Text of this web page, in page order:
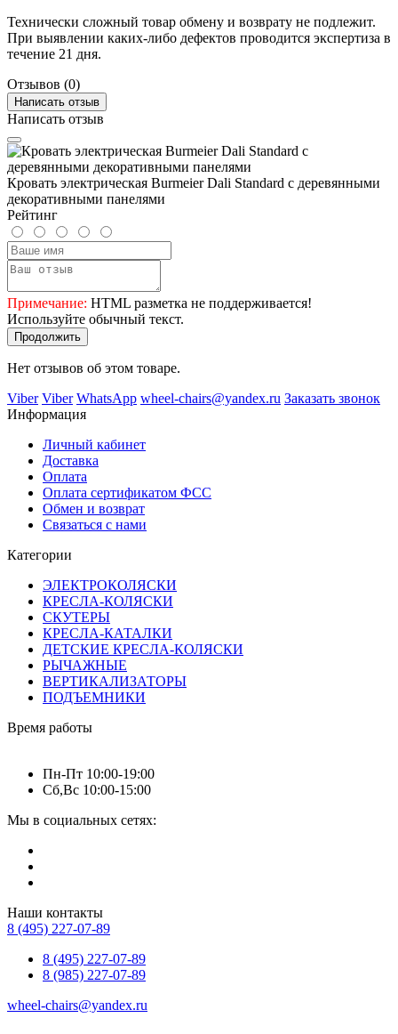
Технически сложный товар обмену и возврату не подлежит.
При выявлении каких-либо дефектов проводится экспертиза в
течение 21 дня.
Отзывов (0)
Написать отзыв
Написать отзыв
Кровать электрическая Burmeier Dali Standard c деревянными
декоративными панелями
Рейтинг
Примечание: HTML разметка не поддерживается!
Используйте обычный текст.
Продолжить
Нет отзывов об этом товаре.
Viber Viber WhatsApp wheel-chairs@yandex.ru Заказать звонок
Информация
Личный кабинет
Доставка
Оплата
Оплата сертификатом ФСС
Обмен и возврат
Связаться с нами
Категории
ЭЛЕКТРОКОЛЯСКИ
КРЕСЛА-КОЛЯСКИ
СКУТЕРЫ
КРЕСЛА-КАТАЛКИ
ДЕТСКИЕ КРЕСЛА-КОЛЯСКИ
РЫЧАЖНЫЕ
ВЕРТИКАЛИЗАТОРЫ
ПОДЪЕМНИКИ
Время работы
Пн-Пт 10:00-19:00
Сб,Вс 10:00-15:00
Мы в социальных сетях:
Наши контакты
8 (495) 227-07-89
8 (495) 227-07-89
8 (985) 227-07-89
wheel-chairs@yandex.ru